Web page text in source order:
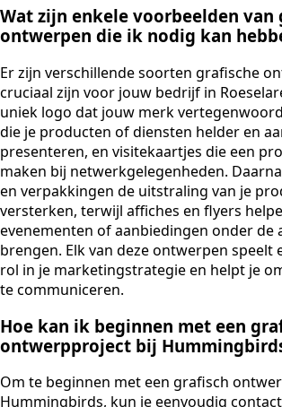
Wat zijn enkele voorbeelden van
ontwerpen die ik nodig kan
Er zijn verschillende soorten grafische
cruciaal zijn voor jouw bedrijf in
uniek logo dat jouw merk
die je producten of diensten helder en
presenteren, en visitekaartjes die een
maken bij netwerkgelegenheden.
en verpakkingen de uitstraling van je
versterken, terwijl affiches en flyers
evenementen of aanbiedingen onder de
brengen. Elk van deze ontwerpen speelt
rol in je marketingstrategie en helpt je
te communiceren.
Hoe kan ik beginnen met een
ontwerpproject bij
Om te beginnen met een grafisch
Hummingbirds, kun je eenvoudig